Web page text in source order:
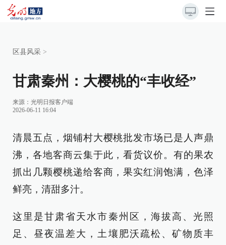
区县风采 >
甘肃秦州：大樱桃的“丰收经”
来源： 光明日报客户端
2026-06-11 16:04
清晨五点，烟铺村大樱桃批发市场已是人声鼎
沸，各地客商云集于此，看货议价。有的果农
抓出几颗樱桃递给客商，果实红润饱满，色泽
鲜亮，清甜多汁。
这里是甘肃省天水市秦州区，海拔高、光照
足、昼夜温差大，土壤肥沃疏松、矿物质丰